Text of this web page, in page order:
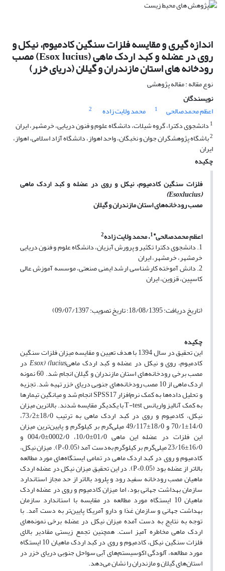
اندازه گیری و مقایسه فلزات سنگین کادمیوم، نیکل و
روی در عضله و کبد اردک ماهی (Esox lucius) مصب
رودخانه های استان مازندران و گیلان (دریای خزر)
نوع مقاله : مقاله پژوهشی
نویسندگان
اعظم محمدصالحی
1 محمد ولایت زاده
2
1 دانشجوی دکترا، گروه شیلات، دانشگاه علوم و فنون دریایی، خرمشهر، ایران
2باشگاه پژوهشگران جوان و نخبگان، واحد اهواز، دانشگاه آزاد اسلامی، اهواز،
ایران
چکیده
فلزات سنگین کادمیوم، نیکل و روی در عضله و کبد اردک ماهی
(
Esoxlucius
)
مصب رودخانه‌‌‌های استان مازندران و گیلان
اعظم محمدصالحی*1 ، محمد ولایت ‌‌زاده2
1. دانشجوی دکترا تکثیر و پرورش آبزیان، دانشگاه علوم و فنون دریایی
خرمشهر، خرمشهر، ایران
2. دانش آموخته کارشناسی ارشد ایمنی صنعتی، موسسه آموزش عالی
کاسپین، قزوین، ایران
(تاریخ دریافت: 18/08/1395؛ تاریخ تصویب: 09/07/1397)
چکیده
این تحقیق در سال 1394 با هدف تعیین و مقایسه میزان فلزات سنگین
کادمیوم، روی و نیکل در عضله و کبد اردک ماهی Esox)(lucius در
مصب برخی رودخانه‌‌‌های استان مازندران و گیلان انجام شد. 60 نمونه
اردک ماهی از 10 مصب رودخانه‌های جنوبی دریای خزر تهیه شد. تجزیه
و تحلیل داده‌ها به کمک ‌نرم‌افزار SPSS17 انجام شد و میانگین تیمارها
به کمک آنالیز واریانس T-test با یکدیگر مقایسه شدند. بالاترین میزان
نیکل، کادمیوم و روی در کبد اردک ماهی به ترتیب 18/0±73/2،
14/0±70/1 و 18/0±49/117 میلی‌‌‌گرم بر کیلوگرم و پایین‌‌‌ترین میزان
این فلزات در عضله این ماهی 01/0±10/0، 0002/0±004/0 و
16/0±23/16 میلی‌‌‌گرم بر کیلوگرم به‌دست آمد (P<0.05). میزان نیکل،
کادمیوم و روی در کبد اردک ماهی در تمامی ایستگاه‌های مورد مطالعه
بالاتر از عضله بود (P<0.05). در این تحقیق میزان نیکل در عضله اردک
ماهیان مصب رودخانه سفید رود و پلرود بالاتر از حد مجاز استاندارد
سازمان بهداشت جهانی بود، اما میزان کادمیوم و روی در عضله اردک
ماهیان 10 ایستگاه مورد مطالعه در مقایسه با استاندارد سازمان
بهداشت جهانی و سازمان غذا و دارو آمریکا پایین‌‌‌تر به دست آمد. با
توجه به نتایج به دست آمده میزان نیکل در عضله برخی نمونه‌های
اردک ماهی مخاطره ‌‌آمیز است. همچنین تجمع زیستی مقادیر بالای
فلزات سنگین نیکل، کادمیوم و روی در کبد اردک ماهیان 10 ایستگاه
مورد مطالعه، آلودگی اکوسیستم‌های آبی سواحل جنوبی دریای خزر در
استان‌های گیلان و مازندران را نشان می‌‌‌دهد.